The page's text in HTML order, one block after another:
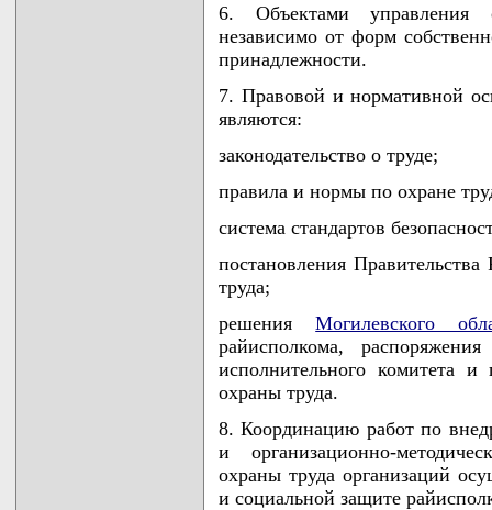
6. Объектами управления
независимо от форм
принадлежности.
7. Правовой и нормативной
являются:
законодательство о труде;
правила и нормы по охране
система стандартов
постановления
труда;
решенияМогилевского
райисполкома,
исполнительного комитета и
охраны труда.
8. Координацию работ по
и организационно-
охраны труда организаций
и социальной защите